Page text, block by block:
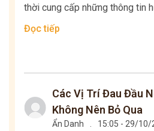
thời cung cấp những thông tin
Đọc tiếp
Các Vị Trí Đau Đầu
Không Nên Bỏ Qua
Ẩn Danh 15:05 - 29/10/